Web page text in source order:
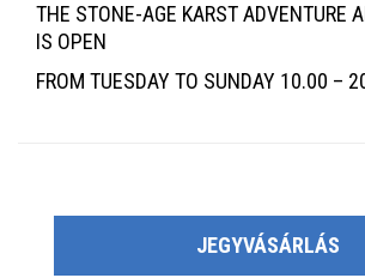
THE STONE-AGE KARST ADVENTURE
IS OPEN
FROM TUESDAY TO SUNDAY 10.00 –
JEGYVÁSÁRLÁS